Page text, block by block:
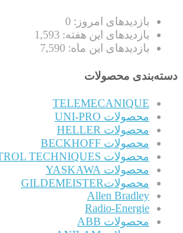
بازدیدهای امروز: 0
بازدیدهای این هفته: 1,593
بازدیدهای این ماه: 7,590
دسته‌بندی محصولات
TELEMECANIQUE
محصولات UNI-PRO
محصولات HELLER
محصولات BECKHOFF
محصولات CONTROL TECHNIQUES
محصولات YASKAWA
محصولاتGILDEMEISTER
Allen Bradley
Radio-Energie
محصولات ABB